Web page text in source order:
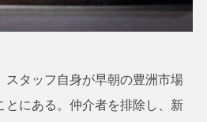
スタッフ自身が早朝の豊洲市場
とにある。仲介者を排除し、新